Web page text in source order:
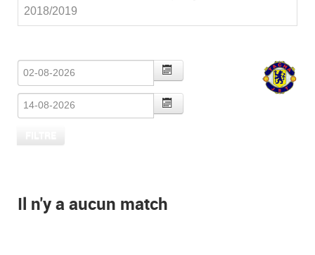
2018/2019
Il n'y a aucun match